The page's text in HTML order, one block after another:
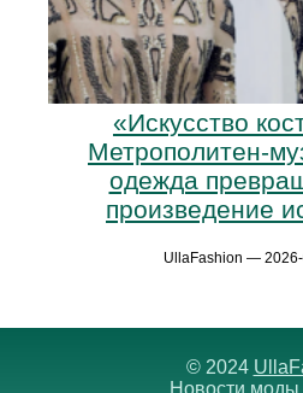
«Искусство
Метрополитен-
одежда
произведение
UllaFashion —
© 2024